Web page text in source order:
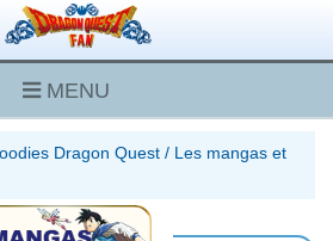
MENU
Dragon Quest / Les mangas et